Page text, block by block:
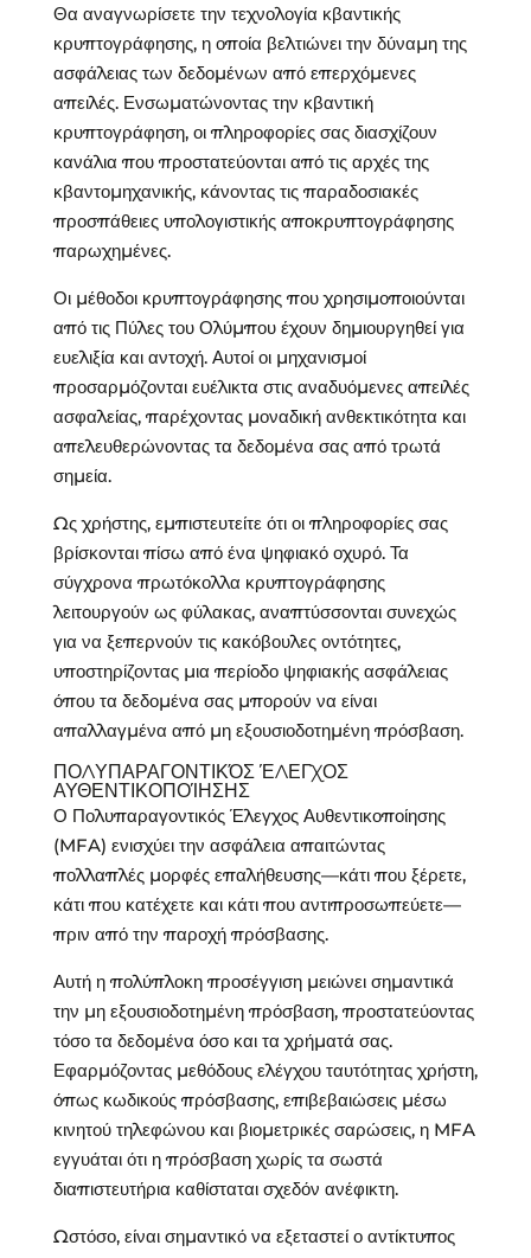
Θα αναγνωρίσετε την τεχνολογία κβαντικής
κρυπτογράφησης, η οποία βελτιώνει την δύναμη της
ασφάλειας των δεδομένων από επερχόμενες
απειλές. Ενσωματώνοντας την κβαντική
κρυπτογράφηση, οι πληροφορίες σας διασχίζουν
κανάλια που προστατεύονται από τις αρχές της
κβαντομηχανικής, κάνοντας τις παραδοσιακές
προσπάθειες υπολογιστικής αποκρυπτογράφησης
παρωχημένες.
Οι μέθοδοι κρυπτογράφησης που χρησιμοποιούνται
από τις Πύλες του Ολύμπου έχουν δημιουργηθεί για
ευελιξία και αντοχή. Αυτοί οι μηχανισμοί
προσαρμόζονται ευέλικτα στις αναδυόμενες απειλές
ασφαλείας, παρέχοντας μοναδική ανθεκτικότητα και
απελευθερώνοντας τα δεδομένα σας από τρωτά
σημεία.
Ως χρήστης, εμπιστευτείτε ότι οι πληροφορίες σας
βρίσκονται πίσω από ένα ψηφιακό οχυρό. Τα
σύγχρονα πρωτόκολλα κρυπτογράφησης
λειτουργούν ως φύλακας, αναπτύσσονται συνεχώς
για να ξεπερνούν τις κακόβουλες οντότητες,
υποστηρίζοντας μια περίοδο ψηφιακής ασφάλειας
όπου τα δεδομένα σας μπορούν να είναι
απαλλαγμένα από μη εξουσιοδοτημένη πρόσβαση.
ΠΟΛΥΠΑΡΑΓΟΝΤΙΚΌΣ ΈΛΕΓΧΟΣ
ΑΥΘΕΝΤΙΚΟΠΟΊΗΣΗΣ
Ο Πολυπαραγοντικός Έλεγχος Αυθεντικοποίησης
(MFA) ενισχύει την ασφάλεια απαιτώντας
πολλαπλές μορφές επαλήθευσης—κάτι που ξέρετε,
κάτι που κατέχετε και κάτι που αντιπροσωπεύετε—
πριν από την παροχή πρόσβασης.
Αυτή η πολύπλοκη προσέγγιση μειώνει σημαντικά
την μη εξουσιοδοτημένη πρόσβαση, προστατεύοντας
τόσο τα δεδομένα όσο και τα χρήματά σας.
Εφαρμόζοντας μεθόδους ελέγχου ταυτότητας χρήστη,
όπως κωδικούς πρόσβασης, επιβεβαιώσεις μέσω
κινητού τηλεφώνου και βιομετρικές σαρώσεις, η MFA
εγγυάται ότι η πρόσβαση χωρίς τα σωστά
διαπιστευτήρια καθίσταται σχεδόν ανέφικτη.
Ωστόσο, είναι σημαντικό να εξεταστεί ο αντίκτυπος